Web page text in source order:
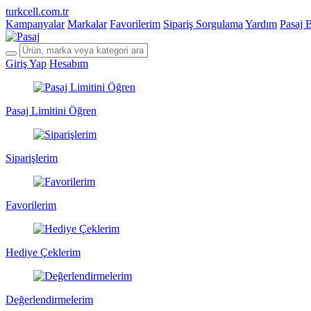
turkcell.com.tr
Kampanyalar Markalar Favorilerim Sipariş Sorgulama Yardım Pasaj
Giriş Yap Hesabım
Pasaj Limitini Öğren
Siparişlerim
Favorilerim
Hediye Çeklerim
Değerlendirmelerim